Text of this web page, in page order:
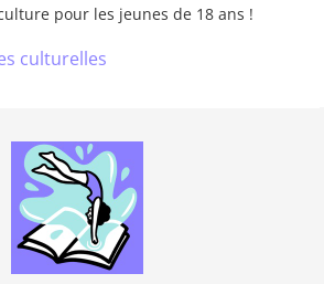
pour les jeunes de 18 ans !